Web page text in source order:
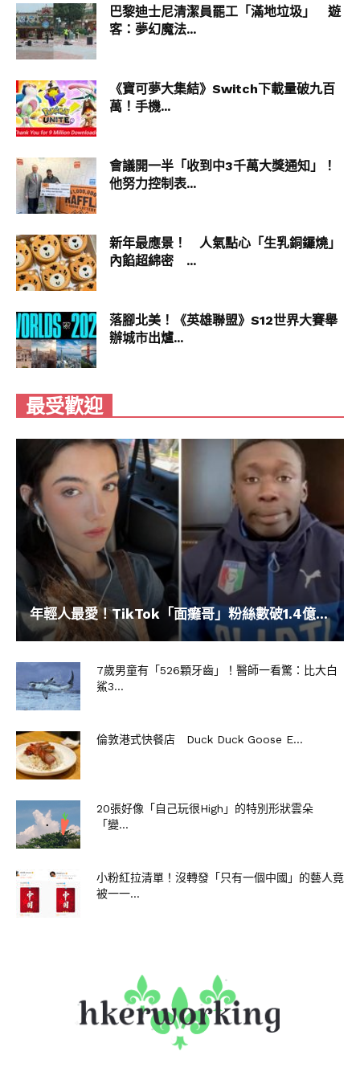
▼一根羽毛劃過天際。
▼天使般的光環！
▼是翱翔的龍啊！
▼從飛機上看出去的雲層，就像是外星球表面。
▼注意！鯊魚來了！
▼天上的雲層好像海浪。
▼龍抬頭～
▼天空上有個戴帽子的人影！
巴黎迪士尼清潔員罷工「滿地垃圾」 遊
客：夢幻魔法...
《寶可夢大集結》Switch下載量破九百
萬！手機...
會議開一半「收到中3千萬大獎通知」！
他努力控制表...
新年最應景！ 人氣點心「生乳銅鑼燒」
內餡超綿密 ...
落腳北美！《英雄聯盟》S12世界大賽舉
辦城市出爐...
最受歡迎
年輕人最愛！TikTok「面癱哥」粉絲數破1.4億...
7歲男童有「526顆牙齒」！醫師一看驚：比大白
鯊3...
倫敦港式快餐店 Duck Duck Goose E...
20張好像「自己玩很High」的特別形狀雲朵
「變...
小粉紅拉清單！沒轉發「只有一個中國」的藝人竟
被一一...